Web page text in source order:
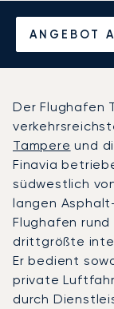
ANGEBOT
Der Flughafen
Tampere und
Finavia
südwestlich
langen
Flughafen
drittgrößte
Er bedient
private
durch